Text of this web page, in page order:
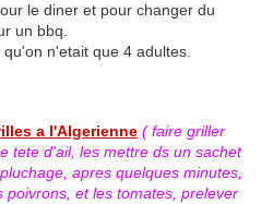
le diner et pour changer du
un bbq.
n'etait que 4 adultes.
a l'Algerienne ( faire griller
tete d'ail, les mettre ds un sachet
apres quelques minutes,
et les tomates, prelever